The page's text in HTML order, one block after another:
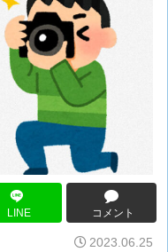
LINE コメント
2023.06.25